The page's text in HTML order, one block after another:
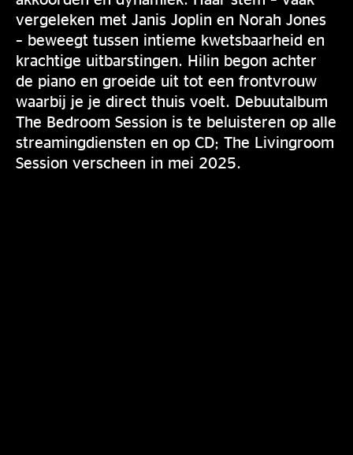
vergeleken met Janis Joplin en Norah Jones
– beweegt tussen intieme kwetsbaarheid en
krachtige uitbarstingen. Hilin begon achter
de piano en groeide uit tot een frontvrouw
waarbij je je direct thuis voelt. Debuutalbum
The Bedroom Session is te beluisteren op alle
streamingdiensten en op CD; The Livingroom
Session verscheen in mei 2025.